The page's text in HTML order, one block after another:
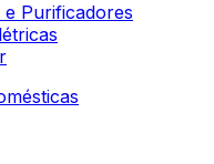
Purificadores